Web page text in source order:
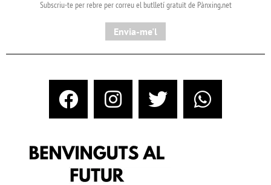
Subscriu-te per rebre per correu el butlletí gratuït de Pànxing.net​
Envia-me'l